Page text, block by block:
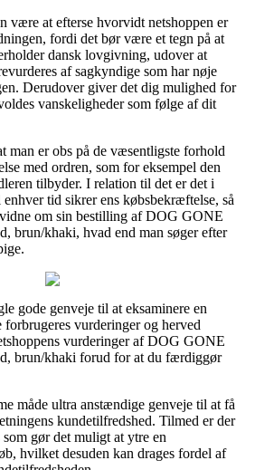
være at efterse hvorvidt netshoppen er
fordi det bør være et tegn på at
dansk lovgivning, udover at
af sagkyndige som har nøje
Derudover giver det dig mulighed for
vanskeligheder som følge af dit
man er obs på de væsentligste forhold
med ordren, som for eksempel den
tilbyder. I relation til det er det i
tid sikrer ens købsbekræftelse, så
om sin bestilling af DOG GONE
brun/khaki, hvad end man søger efter
gode genveje til at eksaminere en
vurderinger og herved
vurderinger af DOG GONE
brun/khaki forud for at du færdiggør
måde ultra anstændige genveje til at få
kundetilfredshed. Tilmed er der
gør det muligt at ytre en
hvilket desuden kan drages fordel af